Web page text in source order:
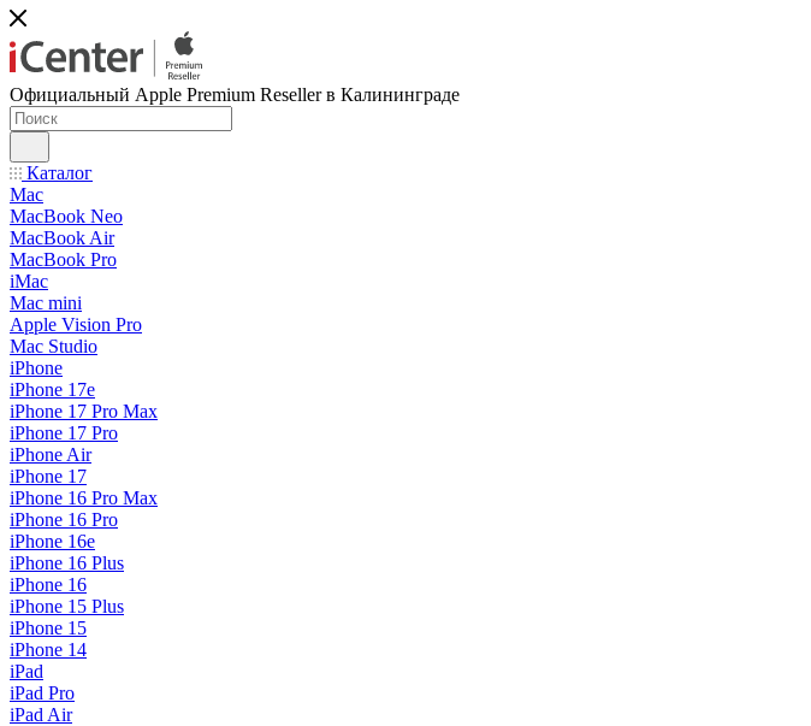
Официальный Apple Premium Reseller в Калининграде
Каталог
Mac
MacBook Neo
MacBook Air
MacBook Pro
iMac
Mac mini
Apple Vision Pro
Mac Studio
iPhone
iPhone 17e
iPhone 17 Pro Max
iPhone 17 Pro
iPhone Air
iPhone 17
iPhone 16 Pro Max
iPhone 16 Pro
iPhone 16e
iPhone 16 Plus
iPhone 16
iPhone 15 Plus
iPhone 15
iPhone 14
iPad
iPad Pro
iPad Air